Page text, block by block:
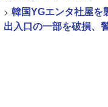
> 韓国YGエンタ社屋を
出入口の一部を破損、